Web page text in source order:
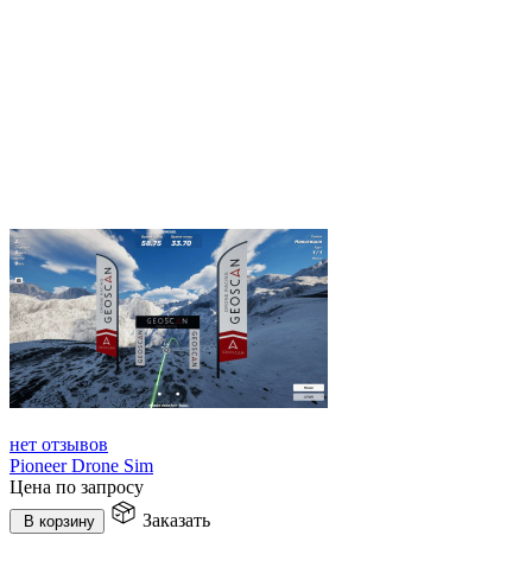
нет отзывов
Pioneer Drone Sim
Цена по запросу
В корзину Заказать